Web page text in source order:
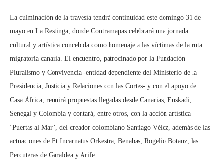
La culminación de la travesía tendrá continuidad este domingo 31 de
mayo en La Restinga, donde Contramapas celebrará una jornada
cultural y artística concebida como homenaje a las víctimas de la ruta
migratoria canaria. El encuentro, patrocinado por la Fundación
Pluralismo y Convivencia -entidad dependiente del Ministerio de la
Presidencia, Justicia y Relaciones con las Cortes- y con el apoyo de
Casa África, reunirá propuestas llegadas desde Canarias, Euskadi,
Senegal y Colombia y contará, entre otros, con la acción artística
‘Puertas al Mar’, del creador colombiano Santiago Vélez, además de las
actuaciones de Et Incarnatus Orkestra, Benabas, Rogelio Botanz, las
Percuteras de Garaldea y Arife.